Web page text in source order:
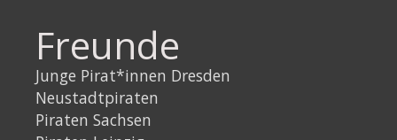
Freunde
Junge Pirat*innen Dresden
Neustadtpiraten
Piraten Sachsen